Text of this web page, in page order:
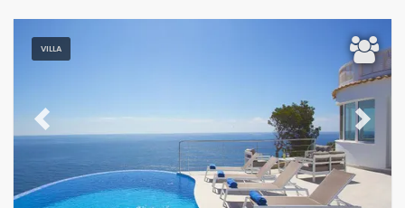
VILLA
Previous Next